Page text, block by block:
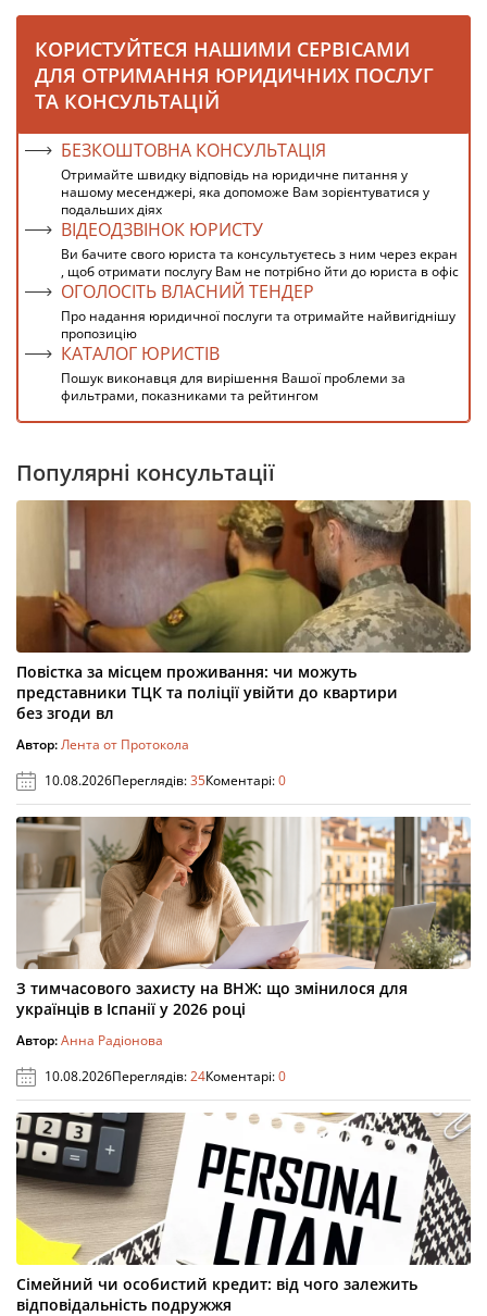
КОРИСТУЙТЕСЯ НАШИМИ СЕРВІСАМИ
ДЛЯ ОТРИМАННЯ ЮРИДИЧНИХ ПОСЛУГ
ТА КОНСУЛЬТАЦІЙ
БЕЗКОШТОВНА КОНСУЛЬТАЦІЯ
Отримайте швидку відповідь на юридичне питання у
нашому месенджері, яка допоможе Вам зорієнтуватися у
подальших діях
ВІДЕОДЗВІНОК ЮРИСТУ
Ви бачите свого юриста та консультуєтесь з ним через екран
, щоб отримати послугу Вам не потрібно йти до юриста в офіс
ОГОЛОСІТЬ ВЛАСНИЙ ТЕНДЕР
Про надання юридичної послуги та отримайте найвигіднішу
пропозицію
КАТАЛОГ ЮРИСТІВ
Пошук виконавця для вирішення Вашої проблеми за
фильтрами, показниками та рейтингом
Популярні консультації
Повістка за місцем проживання: чи можуть
представники ТЦК та поліції увійти до квартири
без згоди вл
Автор:Лента от Протокола
10.08.2026Переглядів:35Коментарі:0
З тимчасового захисту на ВНЖ: що змінилося для
українців в Іспанії у 2026 році
Автор:Анна Радіонова
10.08.2026Переглядів:24Коментарі:0
Сімейний чи особистий кредит: від чого залежить
відповідальність подружжя